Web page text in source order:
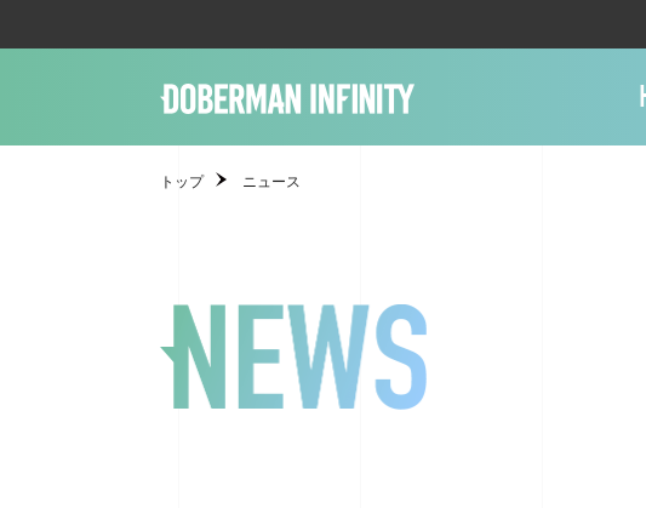
トップ ニュース